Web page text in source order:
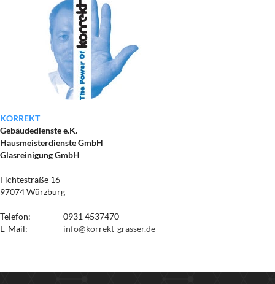
KORREKT
Gebäudedienste e.K.
Hausmeisterdienste GmbH
Glasreinigung GmbH
Fichtestraße 16
97074 Würzburg
Telefon:
0931 4537470
E-Mail:
info@korrekt-grasser.de